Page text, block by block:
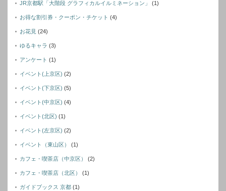
JR京都駅「大階段 グラフィカルイルミネーション」 (1)
お得な割引券・クーポン・チケット (4)
お花見 (24)
ゆるキャラ (3)
アンケート (1)
イベント(上京区) (2)
イベント(下京区) (5)
イベント(中京区) (4)
イベント(北区) (1)
イベント(左京区) (2)
イベント（東山区） (1)
カフェ・喫茶店（中京区） (2)
カフェ・喫茶店（北区） (1)
ガイドブックス 京都 (1)